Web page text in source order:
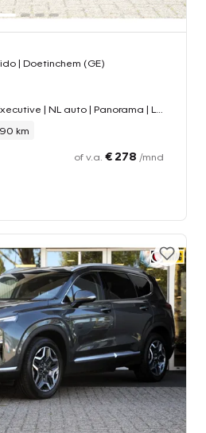
| Doetinchem (GE)
km
of v.a. € 278 /mnd